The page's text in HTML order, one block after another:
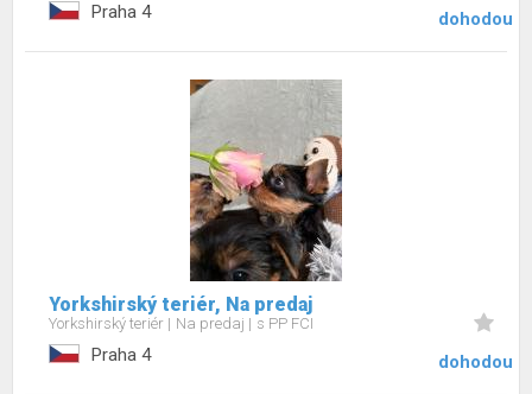
Praha 4 dohodou
Yorkshirský teriér, Na predaj
Yorkshirský teriér Na predaj s PP FCI
Praha 4 dohodou